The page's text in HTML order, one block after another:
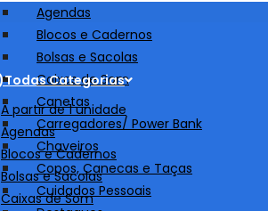
Agendas
Blocos e Cadernos
Bolsas e Sacolas
Caixas de Som
Canetas
Carregadores/ Power Bank
Chaveiros
Copos, Canecas e Taças
Cuidados Pessoais
Todas Categorias
A partir de 1 unidade
Agendas
Blocos e Cadernos
Bolsas e Sacolas
Caixas de Som